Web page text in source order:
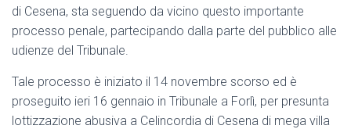
di Cesena, sta seguendo da vicino questo importante
processo penale, partecipando dalla parte del pubblico alle
udienze del Tribunale.
Tale processo è iniziato il 14 novembre scorso ed è
proseguito ieri 16 gennaio in Tribunale a Forlì, per presunta
lottizzazione abusiva a Celincordia di Cesena di mega villa